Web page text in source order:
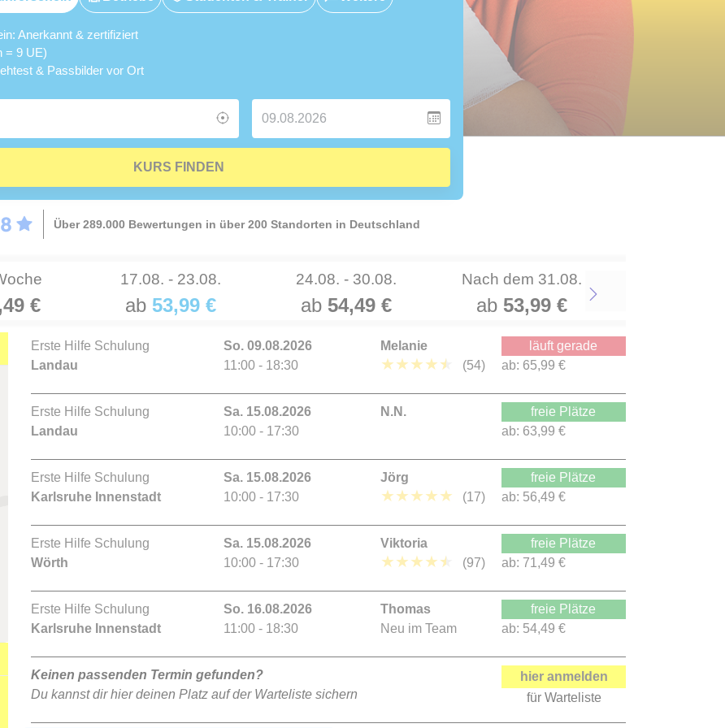
Anerkannt & zertifiziert
= 9 UE)
& Passbilder vor Ort
KURS FINDEN
Über 289.000 Bewertungen in über 200 Standorten in Deutschland
€
17.08. - 23.08.
ab 53,99 €
24.08. - 30.08.
ab 54,49 €
Nach dem 31.08.
ab 53,99 € Next
Erste Hilfe Schulung
Landau
So. 09.08.2026
11:00 - 18:30
Melanie
★★★★★ (54)
läuft gerade
ab: 65,99 €
Erste Hilfe Schulung
Landau
Sa. 15.08.2026
10:00 - 17:30
N.N.
freie Plätze
ab: 63,99 €
Erste Hilfe Schulung
Karlsruhe Innenstadt
Sa. 15.08.2026
10:00 - 17:30
Jörg
★★★★★ (17)
freie Plätze
ab: 56,49 €
Erste Hilfe Schulung
Wörth
Sa. 15.08.2026
10:00 - 17:30
Viktoria
★★★★★ (97)
freie Plätze
ab: 71,49 €
Erste Hilfe Schulung
Karlsruhe Innenstadt
So. 16.08.2026
11:00 - 18:30
Thomas
Neu im Team
freie Plätze
ab: 54,49 €
Keinen passenden Termin gefunden?
Du kannst dir hier deinen Platz auf der Warteliste sichern
hier anmelden
für Warteliste